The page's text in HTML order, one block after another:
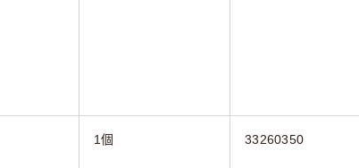
1個 33260350